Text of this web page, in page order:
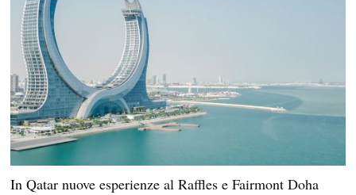
In Qatar nuove esperienze al Raffles e Fairmont Doha